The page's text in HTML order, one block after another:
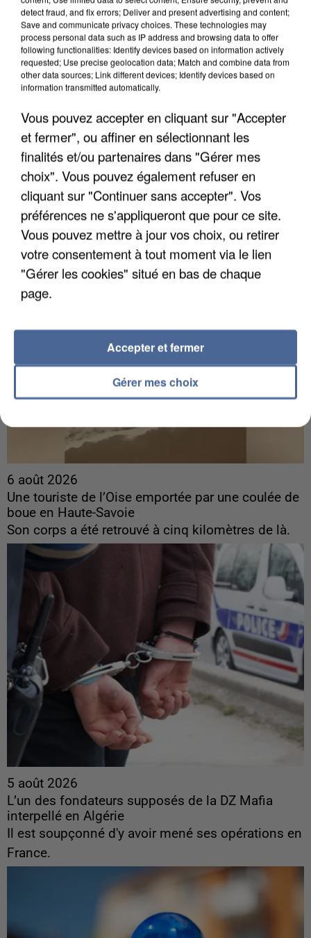
6 août 2026
Gabriel Attal et Raphaël Glucksmann visés par des
ingérences...
Sollicité, Sébastien Lecornu annonce un "travail
commun" avec les partis à la rentrée.
6 août 2026
Une touriste de l’Oise emportée par une coulée de
boue en Haute-Savoie
Son corps a été retrouvé à cinq kilomètres de là.
5 août 2026
L’un des fondateurs supposés de la DZ Mafia
interpellé en Algérie
Il est soupçonné d'y avoir mené ses opérations en
France.
detect fraud, and fix errors; Deliver and present advertising and content;
Save and communicate privacy choices. These technologies may
process personal data such as IP address and browsing data to offer
following functionalities: Identify devices based on information actively
requested; Use precise geolocation data; Match and combine data from
other data sources; Link different devices; Identify devices based on
information transmitted automatically.
Vous pouvez accepter en cliquant sur "Accepter
et fermer", ou affiner en sélectionnant les
finalités et/ou partenaires dans "Gérer mes
choix". Vous pouvez également refuser en
cliquant sur "Continuer sans accepter". Vos
préférences ne s'appliqueront que pour ce site.
Vous pouvez mettre à jour vos choix, ou retirer
votre consentement à tout moment via le lien
"Gérer les cookies" situé en bas de chaque
page.
Gérer mes choix
Accepter et fermer